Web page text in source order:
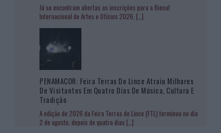
Já se encontram abertas as inscrições para a Bienal
Internacional de Artes e Ofícios 2026, […]
PENAMACOR: Feira Terras Do Lince Atraiu Milhares
De Visitantes Em Quatro Dias De Música, Cultura E
Tradição
A edição de 2026 da Feira Terras do Lince (FTL) terminou no dia
2 de agosto, depois de quatro dias […]